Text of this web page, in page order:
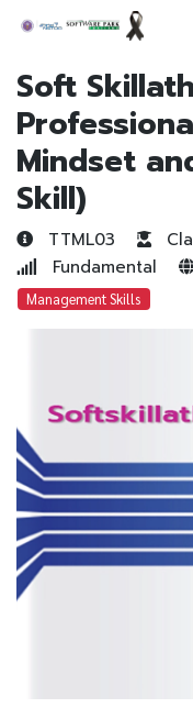
Soft
Mindset
Skill)
TTML03
Fundamental
Management Skills